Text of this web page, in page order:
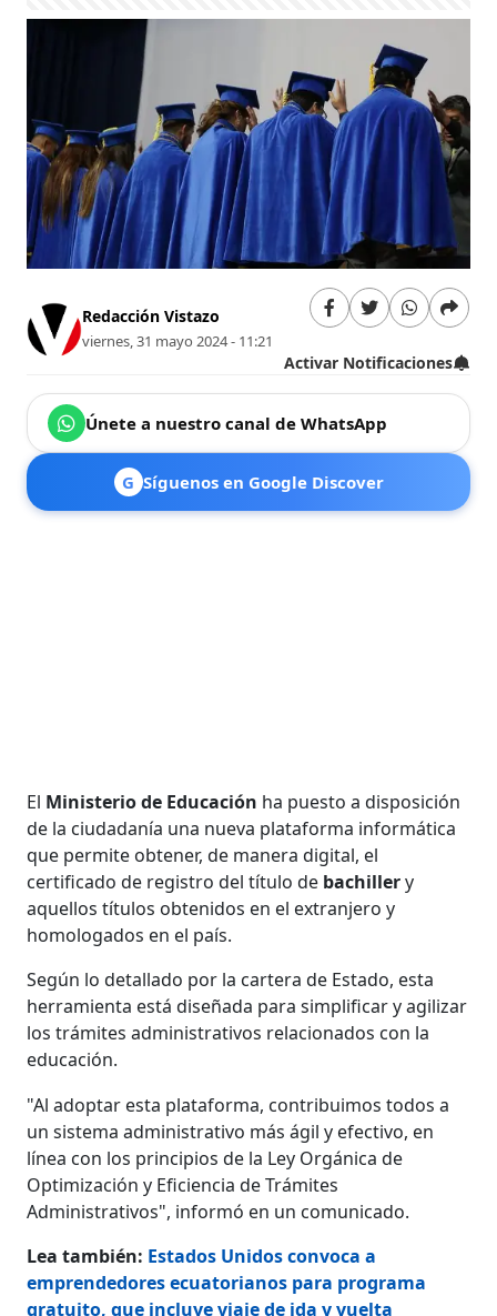
Redacción Vistazo
viernes, 31 mayo 2024 - 11:21
Activar Notificaciones
Únete a nuestro canal de WhatsApp
G Síguenos en Google Discover
El Ministerio de Educación ha puesto a disposición
de la ciudadanía una nueva plataforma informática
que permite obtener, de manera digital, el
certificado de registro del título de bachillery
aquellos títulos obtenidos en el extranjero y
homologados en el país.
Según lo detallado por la cartera de Estado, esta
herramienta está diseñada para simplificar y agilizar
los trámites administrativos relacionados con la
educación.
"Al adoptar esta plataforma, contribuimos todos a
un sistema administrativo más ágil y efectivo, en
línea con los principios de la Ley Orgánica de
Optimización y Eficiencia de Trámites
Administrativos", informó en un comunicado.
Lea también: Estados Unidos convoca a
emprendedores ecuatorianos para programa
gratuito, que incluye viaje de ida y vuelta